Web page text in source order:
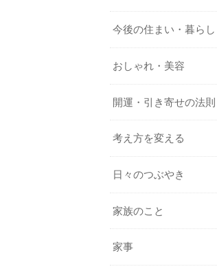
今後の住まい・暮らし
おしゃれ・美容
開運・引き寄せの法則
考え方を変える
日々のつぶやき
家族のこと
家事